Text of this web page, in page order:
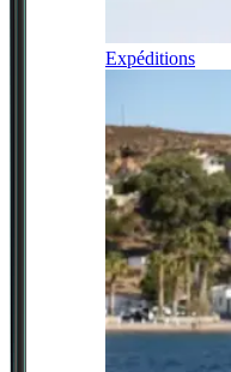
Expéditions